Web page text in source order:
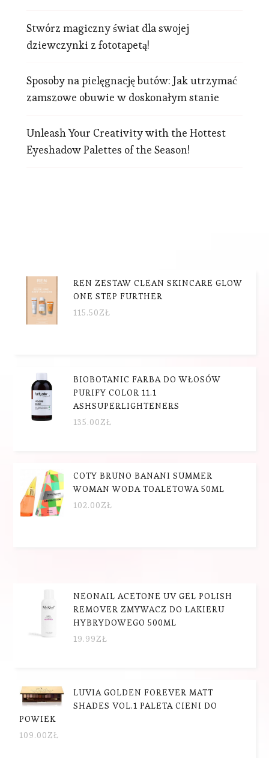
Stwórz magiczny świat dla swojej
dziewczynki z fototapetą!
Sposoby na pielęgnację butów: Jak utrzymać
zamszowe obuwie w doskonałym stanie
Unleash Your Creativity with the Hottest
Eyeshadow Palettes of the Season!
REN ZESTAW CLEAN SKINCARE GLOW
ONE STEP FURTHER
115.50ZŁ
BIOBOTANIC FARBA DO WŁOSÓW
PURIFY COLOR 11.1
ASHSUPERLIGHTENERS
135.00ZŁ
COTY BRUNO BANANI SUMMER
WOMAN WODA TOALETOWA 50ML
102.00ZŁ
NEONAIL ACETONE UV GEL POLISH
REMOVER ZMYWACZ DO LAKIERU
HYBRYDOWEGO 500ML
19.99ZŁ
LUVIA GOLDEN FOREVER MATT
SHADES VOL.1 PALETA CIENI DO
POWIEK
109.00ZŁ